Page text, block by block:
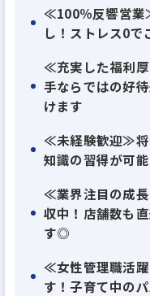
圧倒的な店舗数と実
28年連続で増収増
不動産業界のリー
景気に左右されない
安定成長を続けて
社員は20代～30代
協力し合いながら楽
＼アエラスのおす
≪100％反響営業
し！ストレス0
≪充実した福利
手ならではの好
けます
≪未経験歓迎≫将
知識の習得が可能
≪業界注目の成
収中！店舗数も
す◎
≪女性管理職活
す！子育て中の